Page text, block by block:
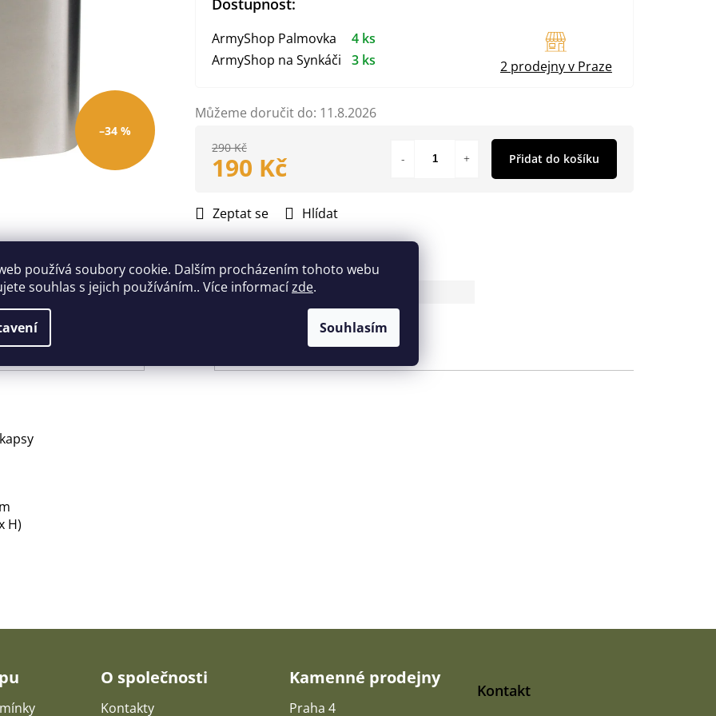
používá soubory cookie. Dalším procházením tohoto webu
souhlas s jejich používáním.. Více informacízde.
Souhlasím
–34 %
Můžeme doručit do: 11.8.2026
Zeptat se Hlídat
EAN: 4044633038784
290 Kč
190 Kč
cena:
Přidat do košíku
ArmyShop Palmovka
4 ks
ArmyShop na Synkáči
3 ks 2 prodejny v Praze
H)
O společnosti
Kontakty
Kamenné prodejny
Praha 4
Kontakt